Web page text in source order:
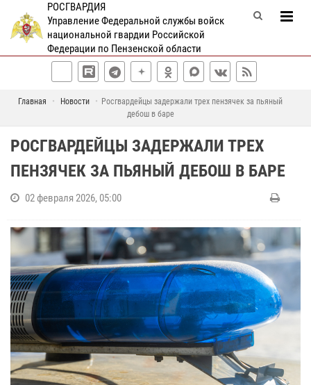
РОСГВАРДИЯ
Управление Федеральной службы войск
национальной гвардии Российской
Федерации по Пензенской области
Главная Новости
Росгвардейцы задержали трех пензячек за пьяный
дебош в баре
РОСГВАРДЕЙЦЫ ЗАДЕРЖАЛИ ТРЕХ
ПЕНЗЯЧЕК ЗА ПЬЯНЫЙ ДЕБОШ В БАРЕ
02 февраля 2026, 05:00